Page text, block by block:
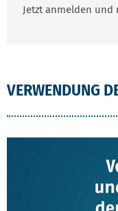
Jetzt anmelden
VERWENDUNG